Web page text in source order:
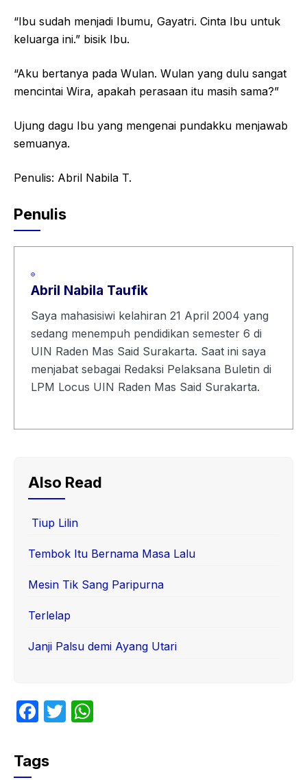
“Ibu sudah menjadi Ibumu, Gayatri. Cinta Ibu untuk
keluarga ini.” bisik Ibu.
“Aku bertanya pada Wulan. Wulan yang dulu sangat
mencintai Wira, apakah perasaan itu masih sama?”
Ujung dagu Ibu yang mengenai pundakku menjawab
semuanya.
Penulis: Abril Nabila T.
Penulis
Abril Nabila Taufik
Saya mahasisiwi kelahiran 21 April 2004 yang
sedang menempuh pendidikan semester 6 di
UIN Raden Mas Said Surakarta. Saat ini saya
menjabat sebagai Redaksi Pelaksana Buletin di
LPM Locus UIN Raden Mas Said Surakarta.
Also Read
Tiup Lilin
Tembok Itu Bernama Masa Lalu
Mesin Tik Sang Paripurna
Terlelap
Janji Palsu demi Ayang Utari
F
c
T
Tags